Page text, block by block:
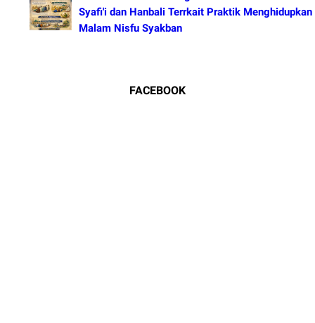
Syafi'i dan Hanbali Terrkait Praktik Menghidupkan
Malam Nisfu Syakban
FACEBOOK